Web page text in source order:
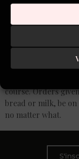
At home, we
truth. Necessary
course. Orders
bread or milk, be on
no matter what.